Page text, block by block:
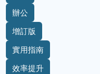
辦公
增訂版
實用指南
效率提升